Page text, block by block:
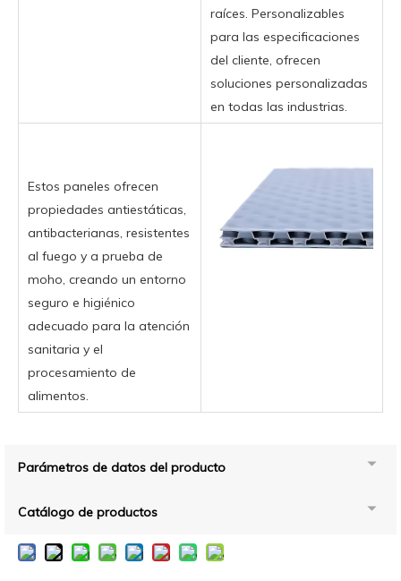
raíces. Personalizables
para las especificaciones
del cliente, ofrecen
soluciones personalizadas
en todas las industrias.
Estos paneles ofrecen
propiedades antiestáticas,
antibacterianas, resistentes
al fuego y a prueba de
moho, creando un entorno
seguro e higiénico
adecuado para la atención
sanitaria y el
procesamiento de
alimentos.
Parámetros de datos del producto
Catálogo de productos